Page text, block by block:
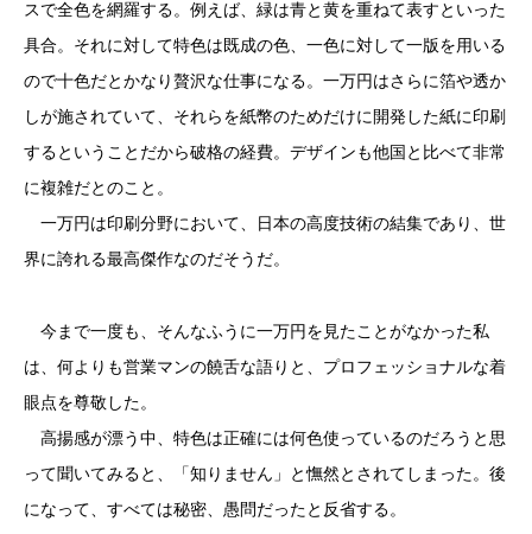
スで全色を網羅する。例えば、緑は青と黄を重ねて表すといった
具合。それに対して特色は既成の色、一色に対して一版を用いる
ので十色だとかなり贅沢な仕事になる。一万円はさらに箔や透か
しが施されていて、それらを紙幣のためだけに開発した紙に印刷
するということだから破格の経費。デザインも他国と比べて非常
に複雑だとのこと。
一万円は印刷分野において、日本の高度技術の結集であり、世
界に誇れる最高傑作なのだそうだ。
今まで一度も、そんなふうに一万円を見たことがなかった私
は、何よりも営業マンの饒舌な語りと、プロフェッショナルな着
眼点を尊敬した。
高揚感が漂う中、特色は正確には何色使っているのだろうと思
って聞いてみると、「知りません」と憮然とされてしまった。後
になって、すべては秘密、愚問だったと反省する。